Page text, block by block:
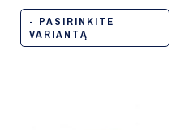
- PASIRINKITE
VARIANTĄ